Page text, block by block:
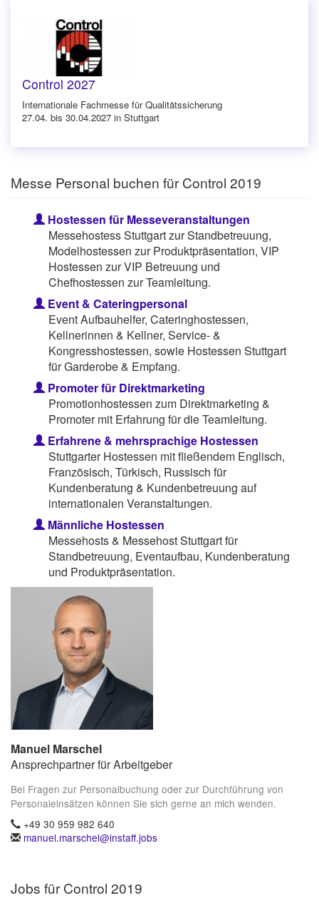
Control 2027
Internationale Fachmesse für Qualitätssicherung
27.04. bis 30.04.2027 in Stuttgart
Messe Personal buchen für Control 2019
Hostessen für Messeveranstaltungen
Messehostess Stuttgart zur Standbetreuung,
Modelhostessen zur Produktpräsentation, VIP
Hostessen zur VIP Betreuung und
Chefhostessen zur Teamleitung.
Event & Cateringpersonal
Event Aufbauhelfer, Cateringhostessen,
Kellnerinnen & Kellner, Service- &
Kongresshostessen, sowie Hostessen Stuttgart
für Garderobe & Empfang.
Promoter für Direktmarketing
Promotionhostessen zum Direktmarketing &
Promoter mit Erfahrung für die Teamleitung.
Erfahrene & mehrsprachige Hostessen
Stuttgarter Hostessen mit fließendem Englisch,
Französisch, Türkisch, Russisch für
Kundenberatung & Kundenbetreuung auf
internationalen Veranstaltungen.
Männliche Hostessen
Messehosts & Messehost Stuttgart für
Standbetreuung, Eventaufbau, Kundenberatung
und Produktpräsentation.
Manuel Marschel
Ansprechpartner für Arbeitgeber
Bei Fragen zur Personalbuchung oder zur Durchführung von
Personaleinsätzen können Sie sich gerne an mich wenden.
+49 30 959 982 640
manuel.marschel@instaff.jobs
Jobs für Control 2019